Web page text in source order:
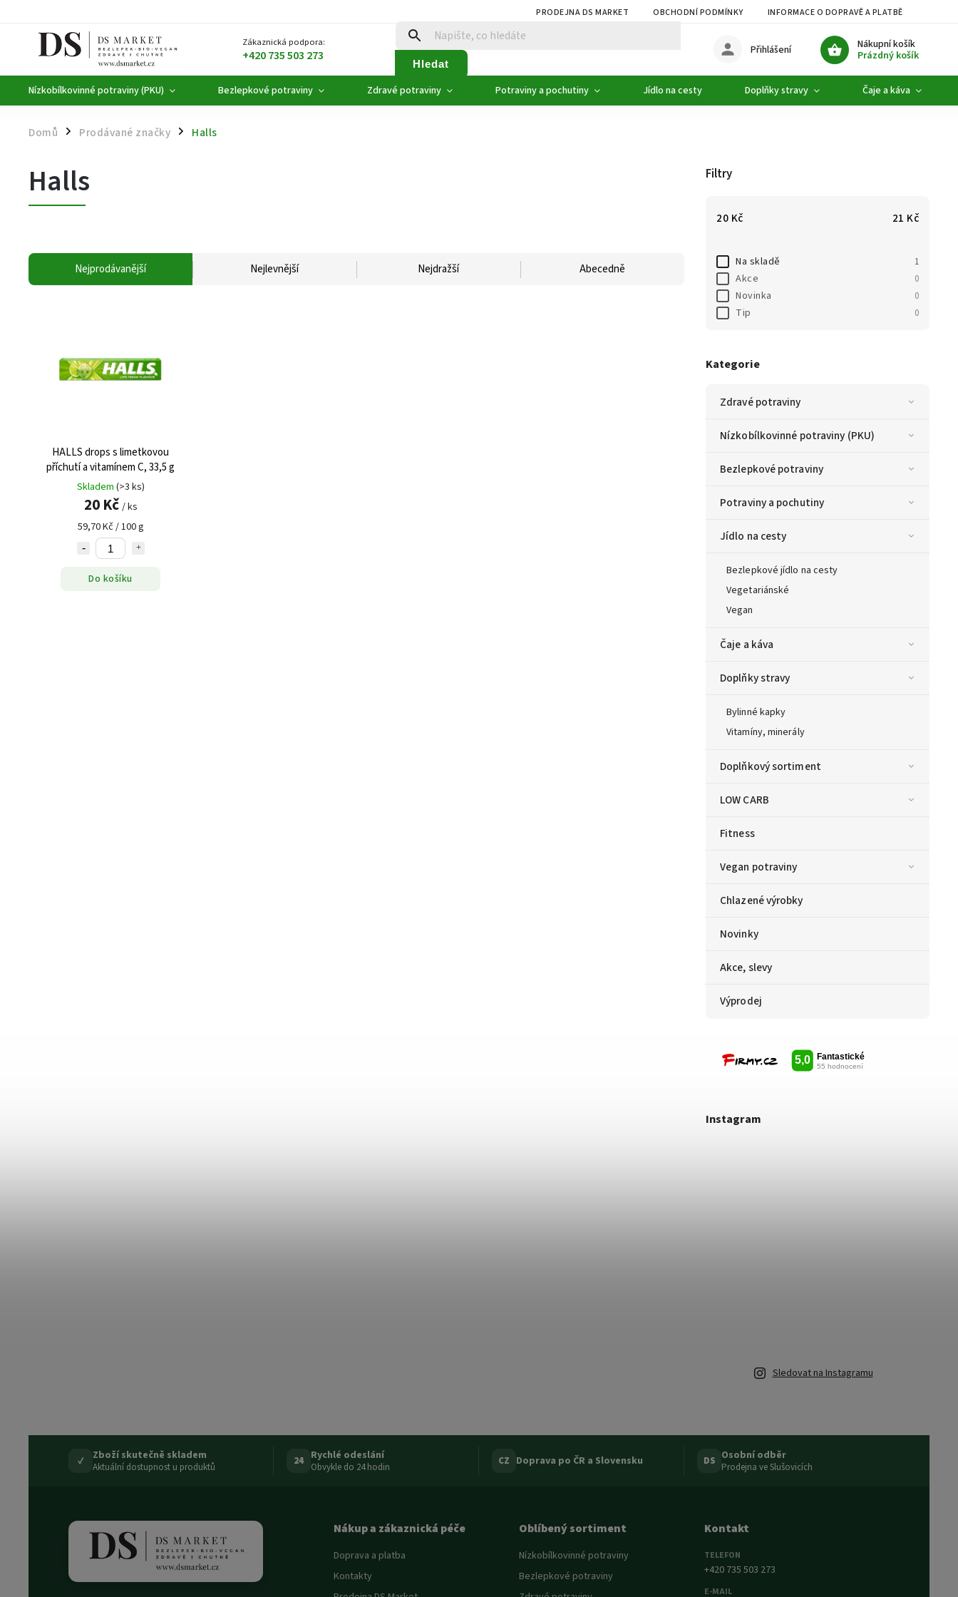
PRODEJNA DS MARKET OBCHODNÍ PODMÍNKY INFORMACE O DOPRAVĚ A PLATBĚ
Zákaznická podpora:
+420 735 503 273 Hledat
Nákupní košík
Prázdný košík
Přihlášení
Nízkobílkovinné potraviny (PKU) Bezlepkové potraviny Zdravé potraviny Potraviny a pochutiny Jídlo na cesty Doplňky stravy Čaje a káva
Domů / Prodávané značky / Halls
Filtry
20 Kč 21 Kč
Na skladě 1
Akce 0
Novinka 0
Tip 0
Kategorie
Zdravé potraviny
Nízkobílkovinné potraviny (PKU)
Bezlepkové potraviny
Potraviny a pochutiny
Jídlo na cesty
Bezlepkové jídlo na cesty
Vegetariánské
Vegan
Čaje a káva
Doplňky stravy
Bylinné kapky
Vitamíny, minerály
Doplňkový sortiment
LOW CARB
Fitness
Vegan potraviny
Chlazené výrobky
Novinky
Akce, slevy
Výprodej
Instagram
Sledovat na Instagramu
Halls
Nejprodávanější Nejlevnější Nejdražší Abecedně
HALLS drops s limetkovou
příchutí a vitamínem C, 33,5 g
Skladem (>3 ks)
20 Kč / ks
59,70 Kč / 100 g
Do košíku
✓ Zboží skutečně skladem
Aktuální dostupnost u produktů 24 Rychlé odeslání
Obvykle do 24 hodin CZ Doprava po ČR a Slovensku DS Osobní odběr
Prodejna ve Slušovicích
Nákup a zákaznická péče
Doprava a platba
Kontakty
Oblíbený sortiment
Nízkobílkovinné potraviny
Bezlepkové potraviny
Kontakt
TELEFON
+420 735 503 273
E-MAIL